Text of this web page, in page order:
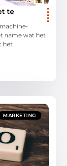
te
name wat het
het
MARKETING